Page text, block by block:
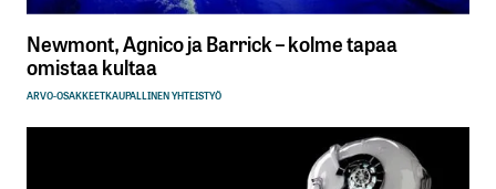
Newmont, Agnico ja Barrick – kolme tapaa
omistaa kultaa
ARVO-OSAKKEETKAUPALLINEN YHTEISTYÖ